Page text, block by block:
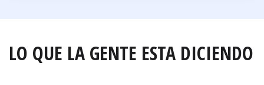
LO QUE LA GENTE ESTA DICIENDO